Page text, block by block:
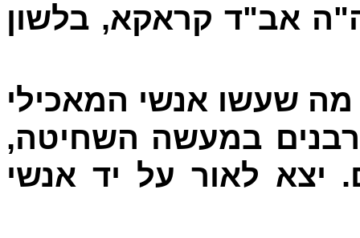
אב"ד קראקא, בלשון
שעשו אנשי המאכילי
במעשה השחיטה,
יצא לאור על יד אנשי